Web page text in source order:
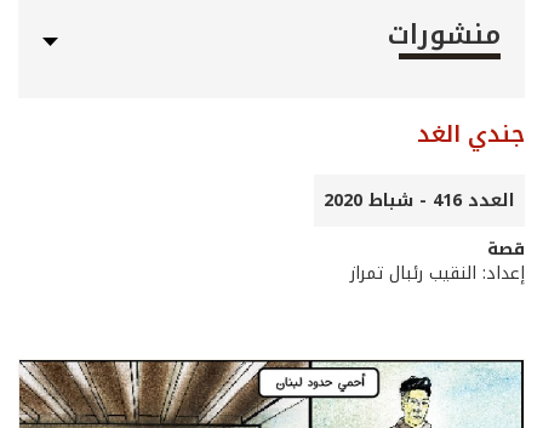
منشورات
جندي الغد
العدد 416 - شباط 2020
قصة
إعداد: النقيب رئبال تمراز